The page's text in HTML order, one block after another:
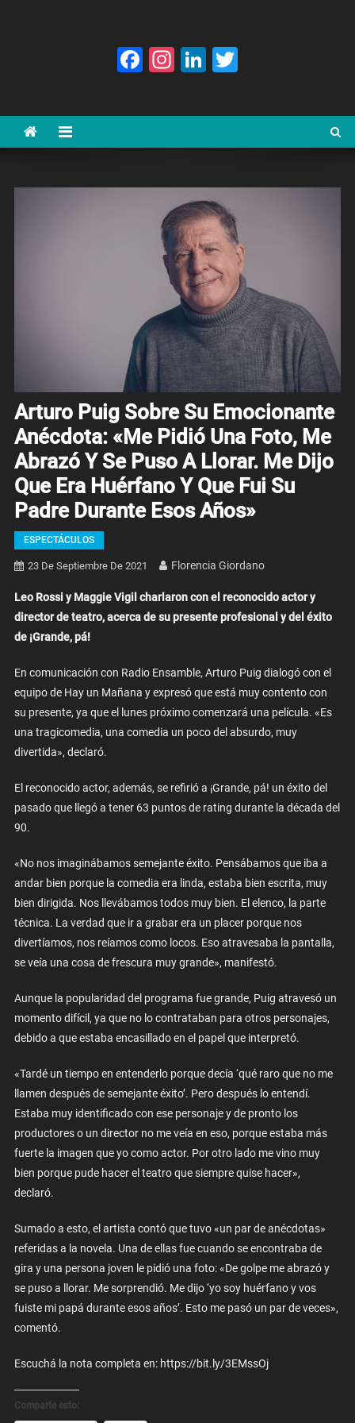
Facebook
Instagram
LinkedIn
Arturo Puig Sobre Su Emocionante
Anécdota: «Me Pidió Una Foto, Me
Abrazó Y Se Puso A Llorar. Me Dijo
Que Era Huérfano Y Que Fui Su
Padre Durante Esos Años»
ESPECTÁCULOS
23 De Septiembre De 2021 Florencia Giordano
Leo Rossi y Maggie Vigil charlaron con el reconocido actor y
director de teatro, acerca de su presente profesional y del éxito
de ¡Grande, pá!
En comunicación con Radio Ensamble, Arturo Puig dialogó con el
equipo de Hay un Mañana y expresó que está muy contento con
su presente, ya que el lunes próximo comenzará una película. «Es
una tragicomedia, una comedia un poco del absurdo, muy
divertida», declaró.
El reconocido actor, además, se refirió a ¡Grande, pá! un éxito del
pasado que llegó a tener 63 puntos de rating durante la década del
90.
«No nos imaginábamos semejante éxito. Pensábamos que iba a
andar bien porque la comedia era linda, estaba bien escrita, muy
bien dirigida. Nos llevábamos todos muy bien. El elenco, la parte
técnica. La verdad que ir a grabar era un placer porque nos
divertíamos, nos reíamos como locos. Eso atravesaba la pantalla,
se veía una cosa de frescura muy grande», manifestó.
Aunque la popularidad del programa fue grande, Puig atravesó un
momento difícil, ya que no lo contrataban para otros personajes,
debido a que estaba encasillado en el papel que interpretó.
«Tardé un tiempo en entenderlo porque decía ‘qué raro que no me
llamen después de semejante éxito’. Pero después lo entendí.
Estaba muy identificado con ese personaje y de pronto los
productores o un director no me veía en eso, porque estaba más
fuerte la imagen que yo como actor. Por otro lado me vino muy
bien porque pude hacer el teatro que siempre quise hacer»,
declaró.
Sumado a esto, el artista contó que tuvo «un par de anécdotas»
referidas a la novela. Una de ellas fue cuando se encontraba de
gira y una persona joven le pidió una foto: «De golpe me abrazó y
se puso a llorar. Me sorprendió. Me dijo ‘yo soy huérfano y vos
fuiste mi papá durante esos años’. Esto me pasó un par de veces»,
comentó.
Escuchá la nota completa en: https://bit.ly/3EMssOj
Comparte esto: